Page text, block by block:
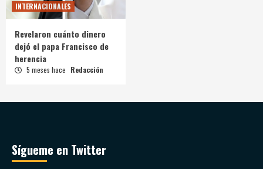
INTERNACIONALES
Revelaron cuánto dinero
dejó el papa Francisco de
herencia
5 meses hace Redacción
Sígueme en Twitter